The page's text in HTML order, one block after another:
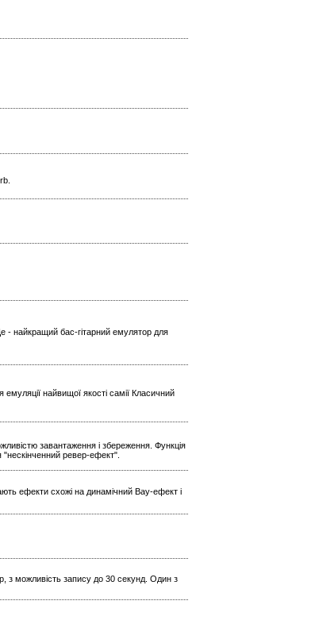
- найкращий бас-гітарний емулятор для
найвищої якості самії Класичний
завантаження і збереження. Функція
ревер-ефект".
ефекти схожі на динамічний Вау-ефект і
з можливість запису до 30 секунд. Один з